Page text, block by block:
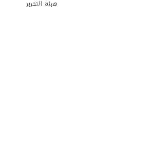
هيئة التحرير